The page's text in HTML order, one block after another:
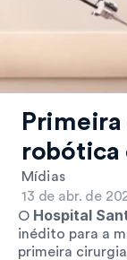
robótica
Mídias
13 de abr. de
O Hospital
inédito para a
primeira